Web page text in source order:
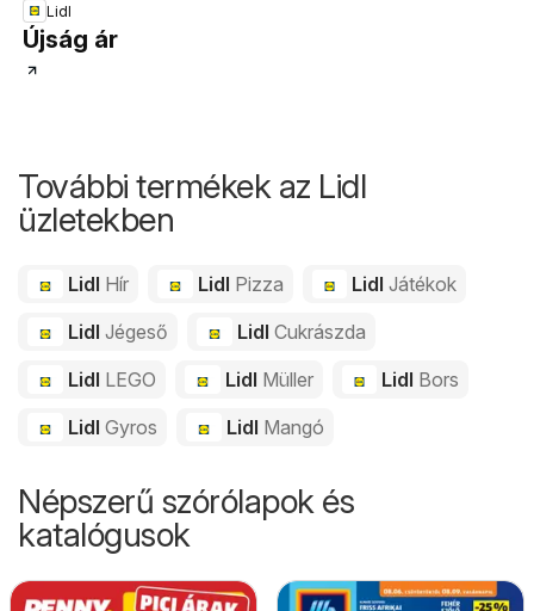
Lidl
Újság ár
További termékek az Lidl
üzletekben
Lidl Hír Lidl Pizza LidlJátékok
Lidl Jégeső Lidl Cukrászda
Lidl LEGO Lidl Müller Lidl Bors
Lidl Gyros Lidl Mangó
Népszerű szórólapok és
katalógusok